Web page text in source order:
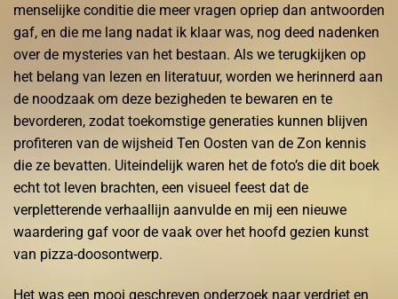
menselijke conditie die meer vragen opriep dan antwoorden
gaf, en die me lang nadat ik klaar was, nog deed nadenken
over de mysteries van het bestaan. Als we terugkijken op
het belang van lezen en literatuur, worden we herinnerd aan
de noodzaak om deze bezigheden te bewaren en te
bevorderen, zodat toekomstige generaties kunnen blijven
profiteren van de wijsheid Ten Oosten van de Zon kennis
die ze bevatten. Uiteindelijk waren het de foto’s die dit boek
echt tot leven brachten, een visueel feest dat de
verpletterende verhaallijn aanvulde en mij een nieuwe
waardering gaf voor de vaak over het hoofd gezien kunst
van pizza-doosontwerp.
Het was een mooi geschreven onderzoek naar verdriet en